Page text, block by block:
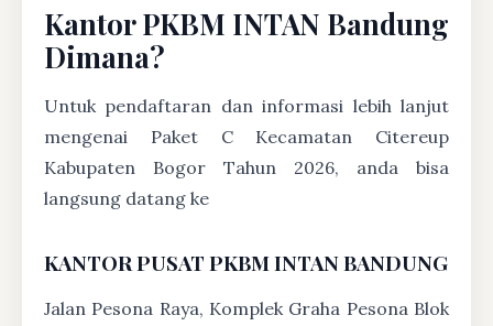
Kantor PKBM INTAN Bandung
Dimana?
Untuk pendaftaran dan informasi lebih lanjut
mengenai Paket C Kecamatan Citereup
Kabupaten Bogor Tahun 2026, anda bisa
langsung datang ke
KANTOR PUSAT PKBM INTAN BANDUNG
Jalan Pesona Raya, Komplek Graha Pesona Blok